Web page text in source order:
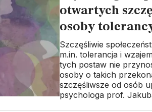
otwartych
osoby
Szczęśliwie
m.in. tolerancja i
tych postaw nie
osoby o takich
szczęśliwsze od osób
psychologa prof.